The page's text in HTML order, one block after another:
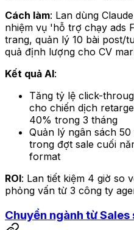
Cách làm: Lan dùng
nhiệm vụ 'hỗ trợ chạy ads
trang, quản lý 10 bài post/
quả định lượng cho CV
Kết quả AI:
Tăng tỷ lệ click-
cho chiến dịch
40% trong 3 tháng
Quản lý ngân sách
trong đợt sale cuối
format
ROI: Lan tiết kiệm 4 giờ so
phỏng vấn từ 3 công ty
Chuyển ngành từ